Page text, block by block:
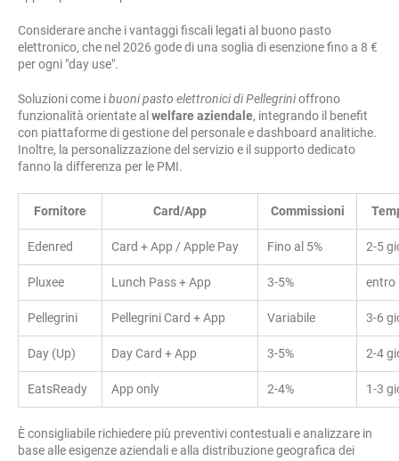
Considerare anche i vantaggi fiscali legati al buono pasto
elettronico, che nel 2026 gode di una soglia di esenzione fino a 8 €
per ogni "day use".
Soluzioni come ibuoni pasto elettronici di Pellegrinioffrono
funzionalità orientate al welfare aziendale, integrando il benefit
con piattaforme di gestione del personale e dashboard analitiche.
Inoltre, la personalizzazione del servizio e il supporto dedicato
fanno la differenza per le PMI.
Fornitore Card/App Commissioni
Edenred Card + App / Apple Pay Fino al 5% 2-5
Pluxee Lunch Pass + App 3-5% entro
Pellegrini Pellegrini Card + App Variabile 3-6
Day (Up) Day Card + App 3-5% 2-4
EatsReady App only 2-4% 1-3
È consigliabile richiedere più preventivi contestuali e analizzare in
base alle esigenze aziendali e alla distribuzione geografica dei